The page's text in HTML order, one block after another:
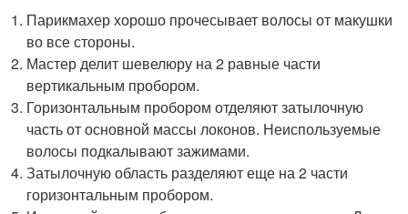
Парикмахер хорошо прочесывает волосы от макушки
во все стороны.
Мастер делит шевелюру на 2 равные части
вертикальным пробором.
Горизонтальным пробором отделяют затылочную
часть от основной массы локонов. Неиспользуемые
волосы подкалывают зажимами.
Затылочную область разделяют еще на 2 части
горизонтальным пробором.